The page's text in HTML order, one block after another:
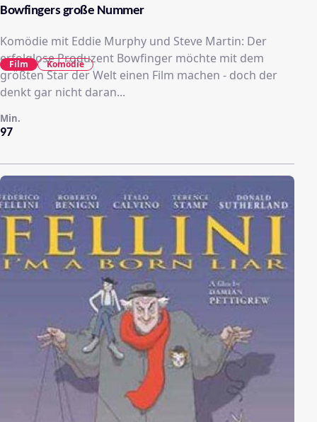
Bowfingers große Nummer
Komödie mit Eddie Murphy und Steve Martin: Der
erfolglose Produzent Bowfinger möchte mit dem
größten Star der Welt einen Film machen - doch der
denkt gar nicht daran...
97
Min.
Film Komödie